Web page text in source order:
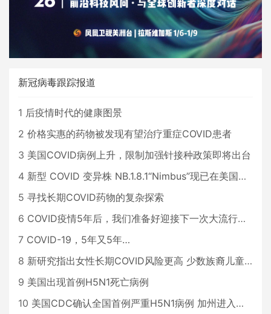
新冠病毒跟踪报道
1 后疫情时代的健康图景
2 价格实惠的药物被发现有望治疗重症COVID患者
3 美国COVID病例上升，限制加强针接种政策即将出台
4 新型 COVID 变异株 NB.1.8.1“Nimbus”现已在美国占据主导地位
5 寻找长期COVID药物的复杂探索
6 COVID疫情5年后，我们准备好迎接下一次大流行了吗？
7 COVID-19，5年又5年…
8 新研究指出女性长期COVID风险更高 少数族裔儿童存在差异
9 美国出现首例H5N1死亡病例
10 美国CDC确认全国首例严重H5N1病例 加州进入紧急状态